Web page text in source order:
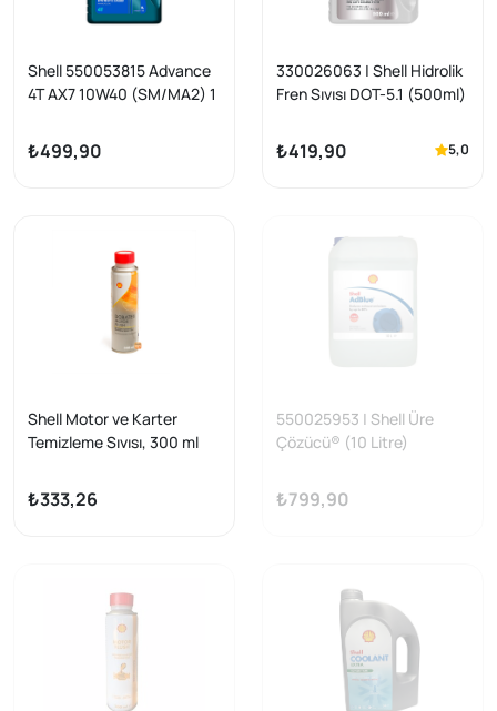
Shell 550053815 Advance
4T AX7 10W40 (SM/MA2) 1
₺499,90
330026063 | Shell Hidrolik
Fren Sıvısı DOT-5.1 (500ml)
₺419,90 5,0
Shell Motor ve Karter
Temizleme Sıvısı, 300 ml
₺333,26
550025953 | Shell Üre
Çözücü® (10 Litre)
₺799,90